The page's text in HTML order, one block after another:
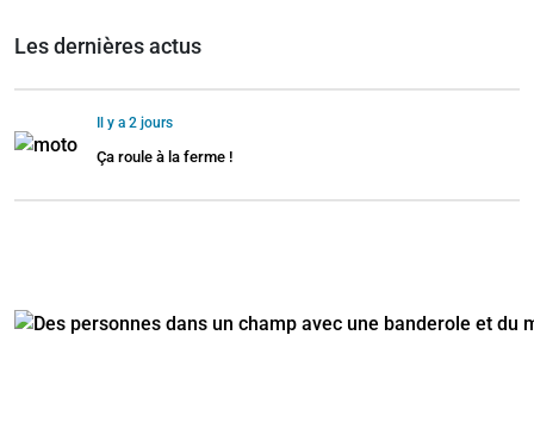
Les dernières actus
Il y a 2 jours
Ça roule à la ferme !